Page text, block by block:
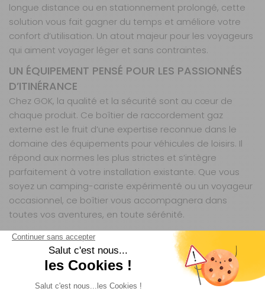
longue distance ou en stationnement prolongé, cette
solution vous fait gagner du temps et améliore votre
confort d’utilisation. Un atout majeur pour les voyageurs
qui aiment voyager léger et sans contraintes.
UN ÉQUIPEMENT PENSÉ POUR LES PASSIONNÉS
D’ITINÉRANCE
Chez GOK, la qualité et la sécurité sont au cœur de
chaque produit. Ce boîtier de raccordement gaz
externe est le fruit d’une expertise reconnue dans le
domaine des équipements pour véhicules de loisirs. Il
répond aux normes les plus strictes et s’intègre
parfaitement à votre installation existante. Que vous
soyez un camping-cariste expérimenté ou un voyageur
occasionnel, ce boîtier vous accompagnera dans
toutes vos aventures, en toute sérénité.
GOK est une marque allemande spécialisée dans les
solutions gaz pour camping-cars, caravanes et
bateaux. Reconnue pour son expertise technique et la
robustesse de ses produits, elle propose des
équipements conçus pour allier sécurité, praticité et